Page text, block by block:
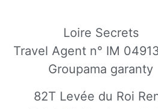
Loire Secrets
Travel Agent n° IM
Groupama garanty
82T Levée du Roi